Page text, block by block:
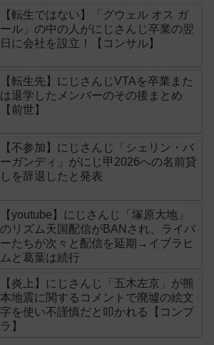
【転生ではない】「グウェル オス ガ
ール」の中の人がにじさんじ卒業の翌
日に会社を設立！【コンサル】
【転生先】にじさんじVTAを卒業また
は退学したメンバーのその後まとめ
【前世】
【不参加】にじさんじ「シェリン・バ
ーガンディ」がにじ甲2026への名前貸
しを辞退したと発表
【youtube】にじさんじ「塚原大地」
のリズム天国配信がBANされ、ライバ
ーたちが次々と配信を延期→イブラヒ
ムと葛葉は続行
【炎上】にじさんじ「五木左京」が熊
本地震に関するコメントで廃墟の絵文
字を使い不謹慎だと叩かれる【コンプ
ラ】